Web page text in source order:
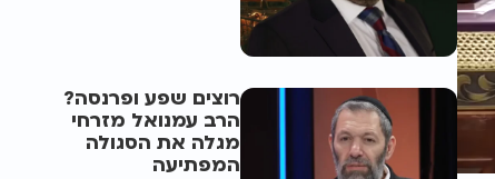
רוצים שפע ופרנסה?
הרב עמנואל מזרחי
מגלה את הסגולה
המפתיעה